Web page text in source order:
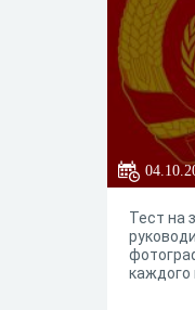
Тест на
каждого